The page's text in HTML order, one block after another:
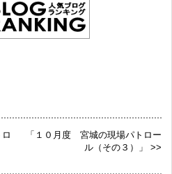
「１０月度 宮城の現場パトロー
ル（その３）」 >>